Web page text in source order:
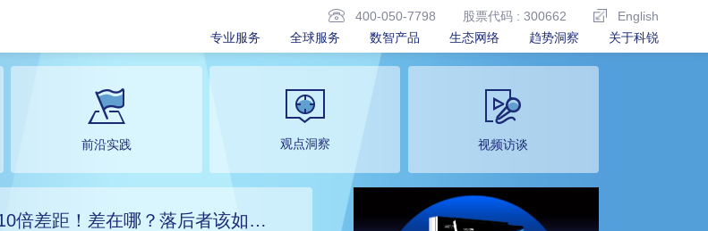
400-050-7798 股票代码 : 300662
English
专业服务
全球服务 数智产品 生态网络 趋势洞察 关于科锐
前沿实践 观点洞察 视频访谈
倍差距！差在哪？落后者该如何